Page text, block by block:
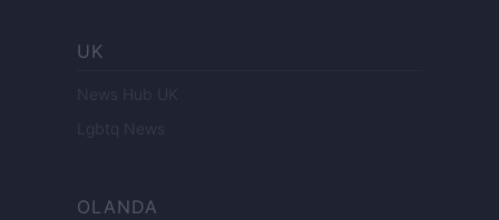
UK
News Hub UK
Lgbtq News
OLANDA